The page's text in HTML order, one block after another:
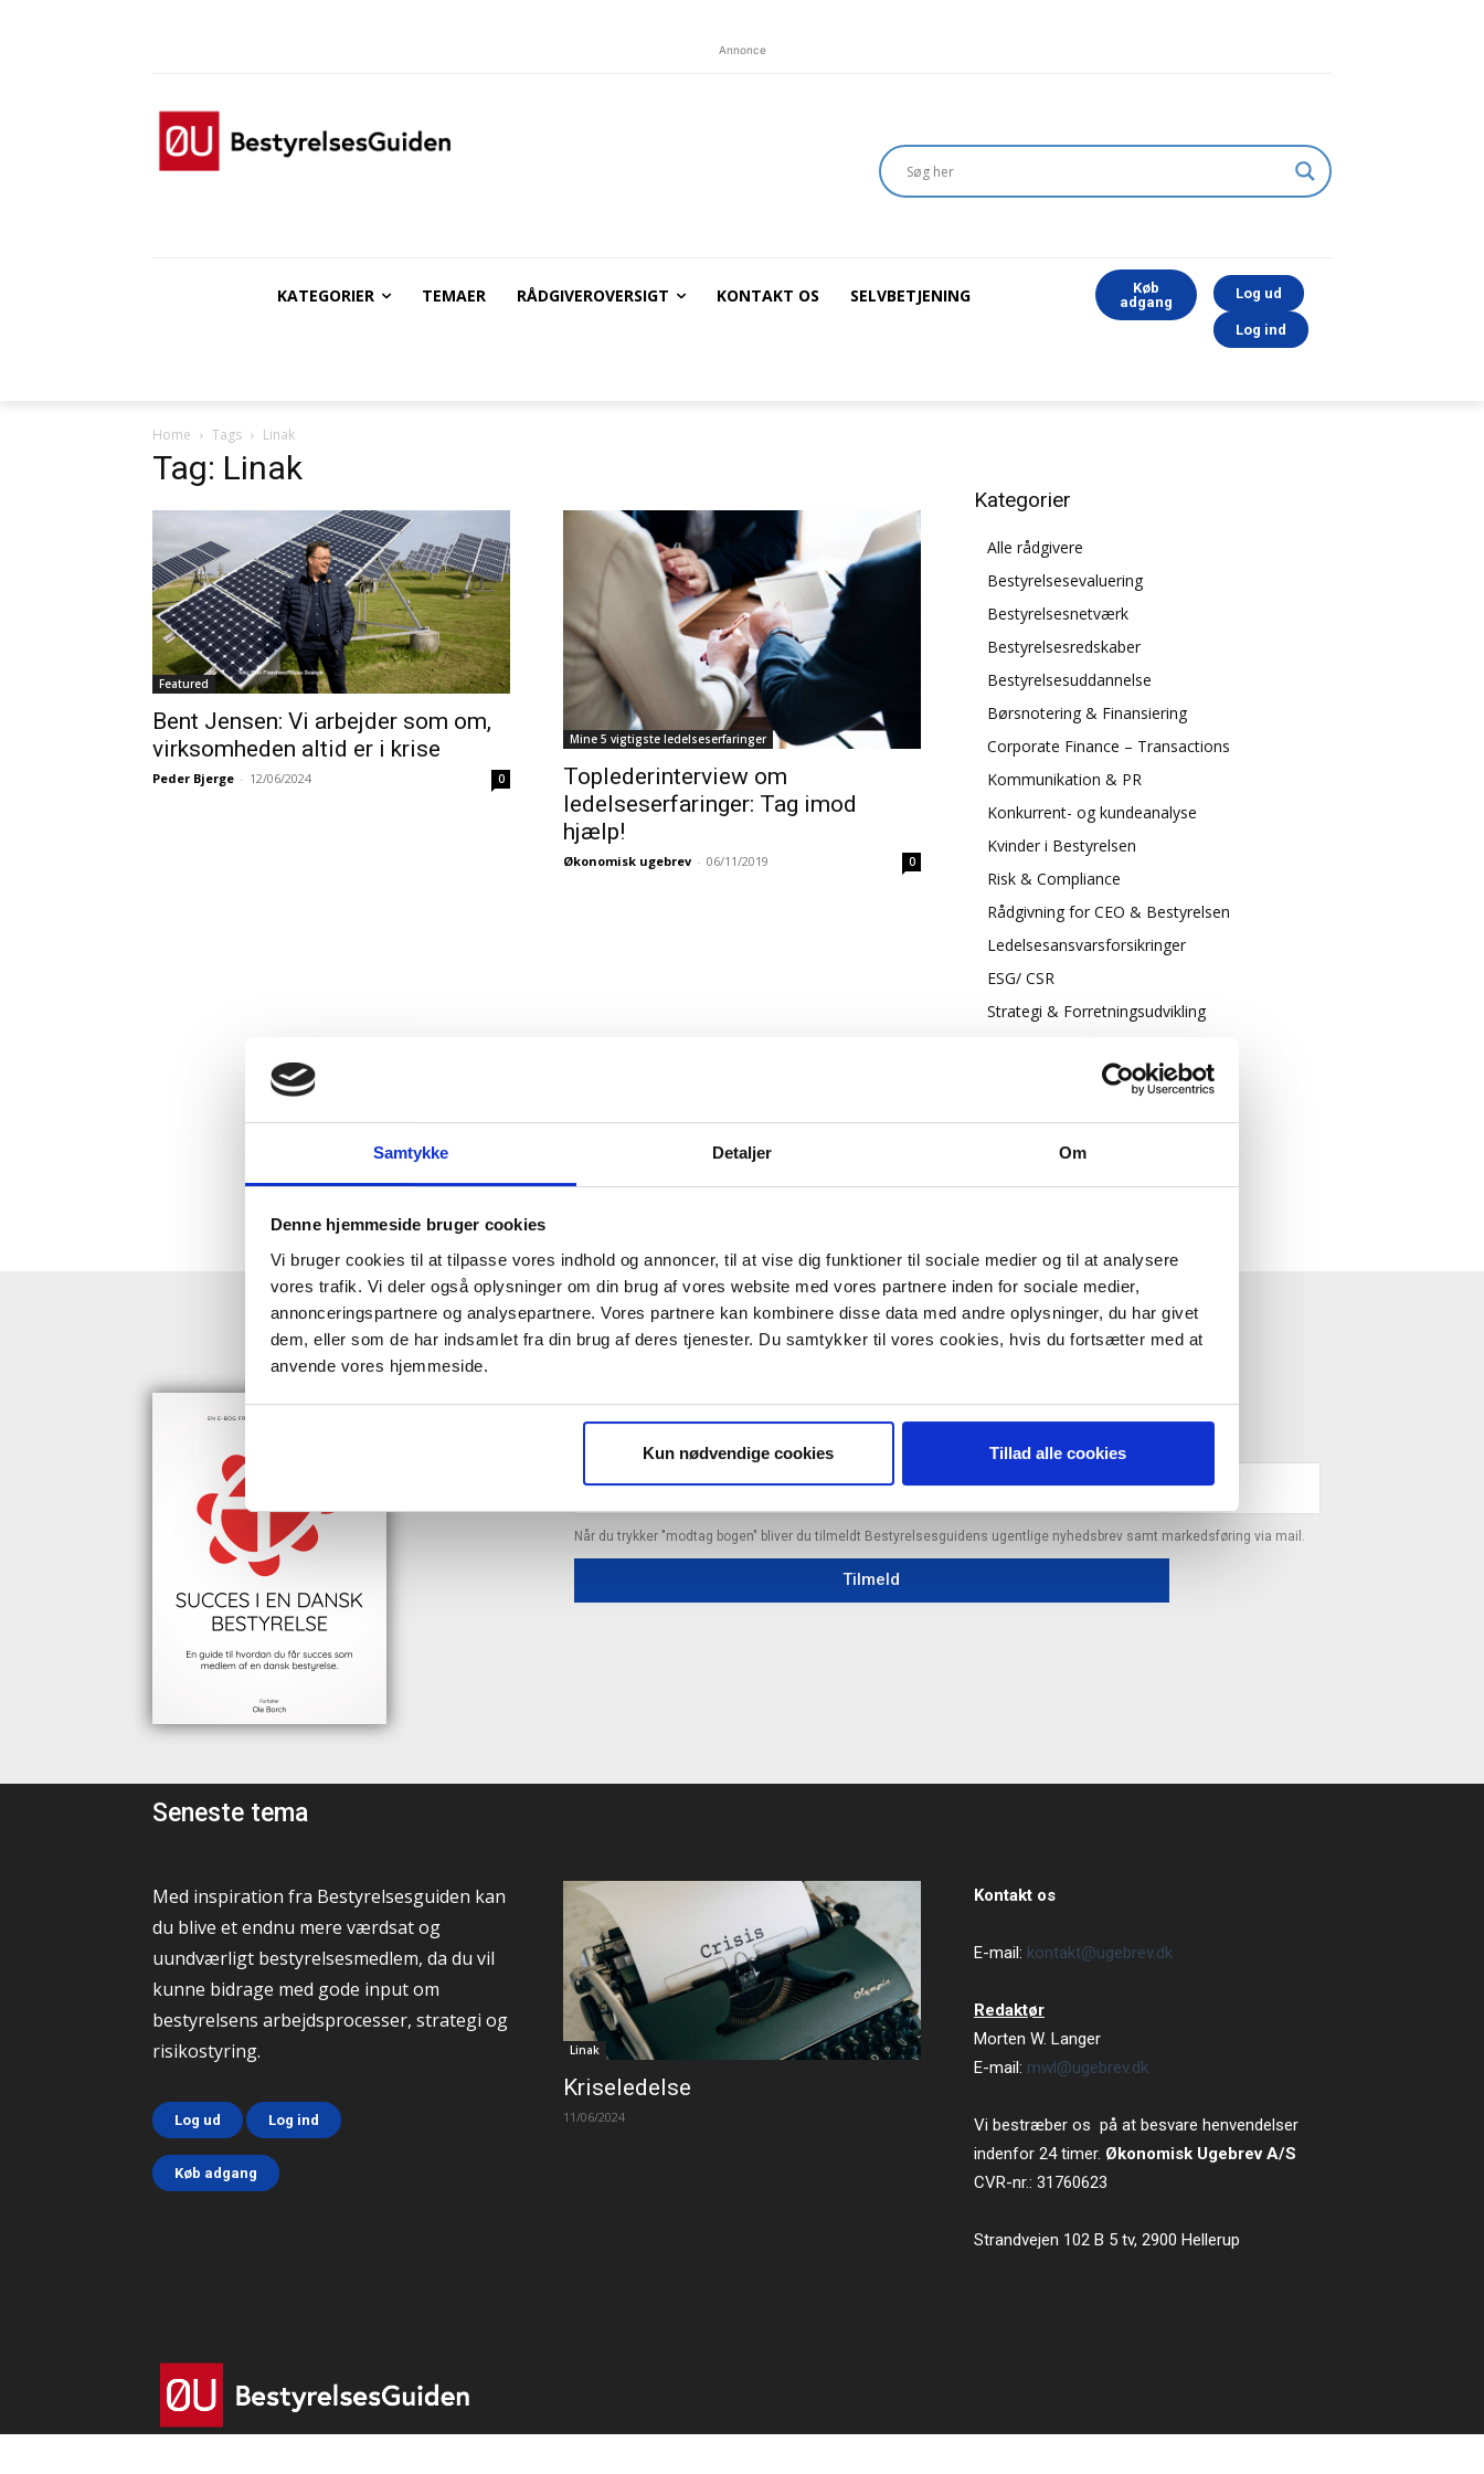
Samtykke Detaljer Om
Denne hjemmeside bruger cookies
Vi bruger cookies til at tilpasse vores indhold og annoncer, til at vise dig funktioner til sociale medier og til at analysere
vores trafik. Vi deler også oplysninger om din brug af vores website med vores partnere inden for sociale medier,
annonceringspartnere og analysepartnere. Vores partnere kan kombinere disse data med andre oplysninger, du har givet
dem, eller som de har indsamlet fra din brug af deres tjenester. Du samtykker til vores cookies, hvis du fortsætter med at
anvende vores hjemmeside.
Kun nødvendige cookies Tillad alle cookies
Annonce
KATEGORIER TEMAER RÅDGIVEROVERSIGT KONTAKT OS SELVBETJENING
Køb
adgang
Log ud
Log ind
Home Tags Linak
Tag: Linak
Featured
Bent Jensen: Vi arbejder som om,
virksomheden altid er i krise
Peder Bjerge - 12/06/2024 0
Mine 5 vigtigste ledelseserfaringer
Toplederinterview om
ledelseserfaringer: Tag imod
hjælp!
Økonomisk ugebrev - 06/11/2019 0
Kategorier
Alle rådgivere
Bestyrelsesevaluering
Bestyrelsesnetværk
Bestyrelsesredskaber
Bestyrelsesuddannelse
Børsnotering & Finansiering
Corporate Finance – Transactions
Kommunikation & PR
Konkurrent- og kundeanalyse
Kvinder i Bestyrelsen
Risk & Compliance
Rådgivning for CEO & Bestyrelsen
Ledelsesansvarsforsikringer
ESG/ CSR
Strategi & Forretningsudvikling
HENT GRATIS E-BOG "SUCCES I EN DANSK BESTYRELSE"
Når du trykker "modtag bogen" bliver du tilmeldt Bestyrelsesguidens ugentlige nyhedsbrev samt markedsføring via mail.
Tilmeld
Seneste tema
Med inspiration fra Bestyrelsesguiden kan
du blive et endnu mere værdsat og
uundværligt bestyrelsesmedlem, da du vil
kunne bidrage med gode input om
bestyrelsens arbejdsprocesser, strategi og
risikostyring.
Log ud Log ind
Køb adgang
Linak
Kriseledelse
11/06/2024
Kontakt os
E-mail: kontakt@ugebrev.dk
Redaktør
Morten W. Langer
E-mail: mwl@ugebrev.dk
Vi bestræber os på at besvare henvendelser
indenfor 24 timer. Økonomisk Ugebrev A/S
CVR-nr.: 31760623
Strandvejen 102 B 5 tv, 2900 Hellerup